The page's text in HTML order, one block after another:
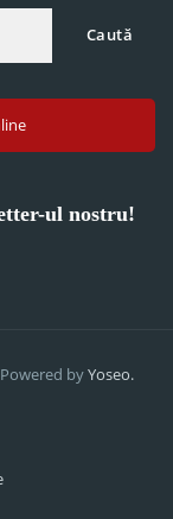
Caută
ul nostru!
byYoseo.